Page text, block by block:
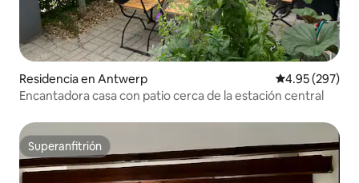
Residencia en Antwerp Calificación
4.95 (297)
Encantadora casa con patio cerca de la estación central
Superanfitrión
Superanfitrión